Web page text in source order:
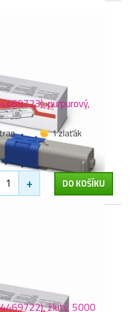
purpurový,
1 zlaťák
+ DO KOŠÍKU
žlutý, 5000